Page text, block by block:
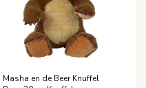
Masha en de Beer Knuffel